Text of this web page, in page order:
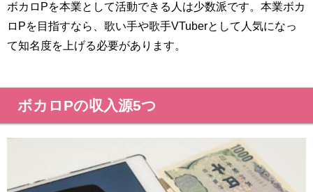
ボカロPを本業として活動できる人は少数派です。本業ボカ
ロPを目指すなら、歌い手や歌手VTuberとして人気になっ
て知名度を上げる必要があります。
ボカロPの収入源5つ